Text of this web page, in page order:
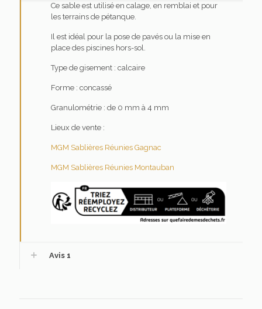
Ce sable est utilisé en calage, en remblai et pour
les terrains de pétanque.
Il est idéal pour la pose de pavés ou la mise en
place des piscines hors-sol.
Type de gisement : calcaire
Forme : concassé
Granulométrie : de 0 mm à 4 mm
Lieux de vente :
MGM Sablières Réunies Gagnac
MGM Sablières Réunies Montauban
Avis 1